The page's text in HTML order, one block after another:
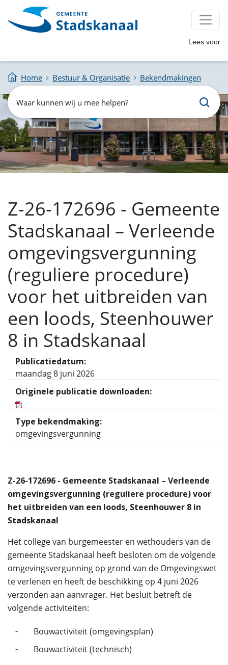
Lees voor
Home Bestuur & Organisatie Bekendmakingen
Zoeken
Waar
kunnen
wij
u
mee
helpen?
Z-26-172696 - Gemeente
Stadskanaal – Verleende
omgevingsvergunning
(reguliere procedure)
voor het uitbreiden van
een loods, Steenhouwer
8 in Stadskanaal
Publicatiedatum:
maandag 8 juni 2026
Originele publicatie downloaden:
Type bekendmaking:
omgevingsvergunning
Z-26-172696 - Gemeente Stadskanaal – Verleende
omgevingsvergunning (reguliere procedure) voor
het uitbreiden van een loods, Steenhouwer 8 in
Stadskanaal
Het college van burgemeester en wethouders van de
gemeente Stadskanaal heeft besloten om de volgende
omgevingsvergunning op grond van de Omgevingswet
te verlenen en heeft de beschikking op 4 juni 2026
verzonden aan aanvrager. Het besluit betreft de
volgende activiteiten:
-
Bouwactiviteit (omgevingsplan)
-
Bouwactiviteit (technisch)